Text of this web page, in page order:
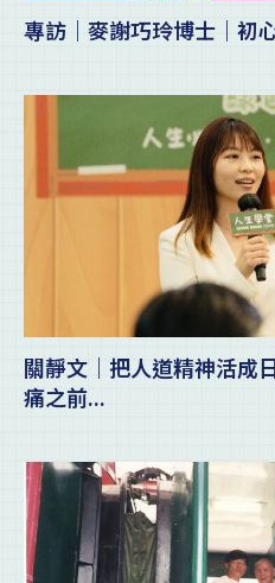
專訪｜麥謝巧玲博士｜初
關靜文｜把人道精神活成
痛之前...